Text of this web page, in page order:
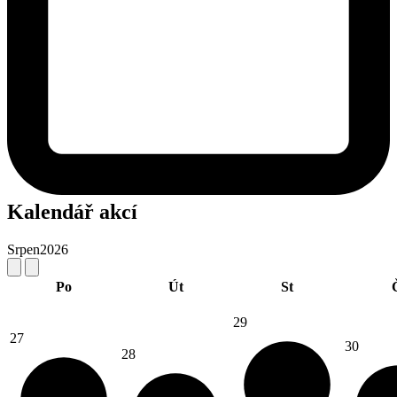
Kalendář akcí
Srpen2026
Po Út St
27
28
29
30